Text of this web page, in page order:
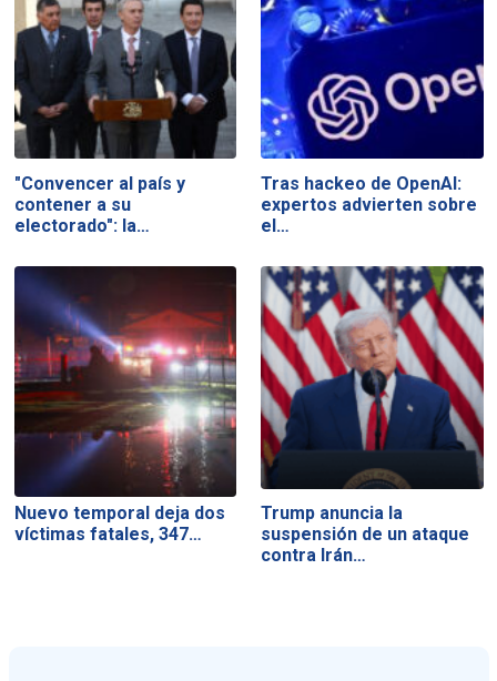
"Convencer al país y
contener a su
electorado": la…
Tras hackeo de OpenAI:
expertos advierten sobre
el…
Nuevo temporal deja dos
víctimas fatales, 347…
Trump anuncia la
suspensión de un ataque
contra Irán…